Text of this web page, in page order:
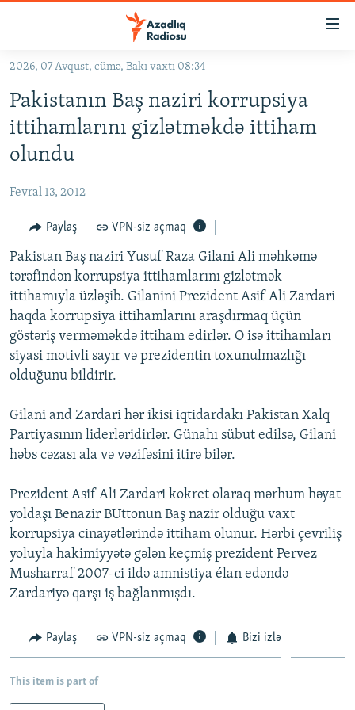
Əsas
qayıt
Əsas
naviqasiyaya
qayıt
KORRUPSIOMETR
FƏRQƏ BAX
QANUNI DOĞRU
ARAŞDIRMA
MULTIMEDIA
VIDEO
FOTOQALEREYA
İNFOQRAFIKA
RADIO ARXIV
OXU ZALI
AZƏRBAYCAN ƏDƏBIYYATI KITABXANASI
İZ - MƏDƏNIYYƏT PROQRAMI
HAQQIMIZDA
MISSIYAMIZ
MATERIALLARIMIZDAN ISTIFADƏ
AZADLIQRADIOSU MOBIL TELEFONUNUZDA
XƏBƏR BÜLLETENLƏRIMIZ
BIZI IZLƏ
RFE/RL-in bütün saytları
2026, 07 Avqust, cümə, Bakı vaxtı 08:34
Pakistanın Baş naziri korrupsiya
ittihamlarını gizlətməkdə ittiham
olundu
Fevral 13, 2012
Paylaş VPN-siz açmaq
Pakistan Baş naziri Yusuf Raza Gilani Ali məhkəmə
tərəfindən korrupsiya ittihamlarını gizlətmək
ittihamıyla üzləşib. Gilanini Prezident Asif Ali Zardari
haqda korrupsiya ittihamlarını araşdırmaq üçün
göstəriş verməməkdə ittiham edirlər. O isə ittihamları
siyasi motivli sayır və prezidentin toxunulmazlığı
olduğunu bildirir.
Gilani and Zardari hər ikisi iqtidardakı Pakistan Xalq
Partiyasının liderləridirlər. Günahı sübut edilsə, Gilani
həbs cəzası ala və vəzifəsini itirə bilər.
Prezident Asif Ali Zardari kokret olaraq mərhum həyat
yoldaşı Benazir BUttonun Baş nazir olduğu vaxt
korrupsiya cinayətlərində ittiham olunur. Hərbi çevriliş
yoluyla hakimiyyətə gələn keçmiş prezident Pervez
Musharraf 2007-ci ildə amnistiya élan edəndə
Zardariyə qarşı iş bağlanmışdı.
Paylaş VPN-siz açmaq Bizi izlə
This item is part of